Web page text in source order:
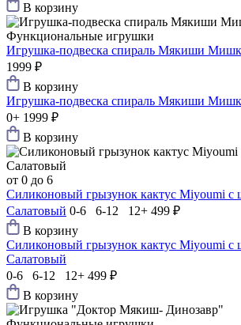
В корзину
Функциональные игрушки
Игрушка-подвеска спираль Мякиши
1999 ₽
В корзину
Игрушка-подвеска спираль Мякиши
0+ 1999 ₽
В корзину
от 0 до 6
Силиконовый грызунок кактус Мiyoumi с
Салатовый 0-6 6-12 12+ 499 ₽
В корзину
Силиконовый грызунок кактус Мiyoumi с
Салатовый
0-6 6-12 12+ 499 ₽
В корзину